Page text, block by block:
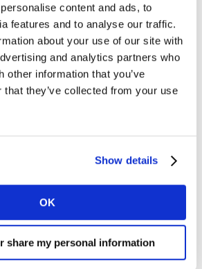
content and ads, to
features and to analyse our traffic.
about your use of our site with
and analytics partners who
other information that you’ve
that they’ve collected from your use
Show details
OK
share my personal information
gezondheid
aan mentaal welzijn op het werk en
mensen op de volgende manieren.
balans tussen werk en privé te
te destigmatiseren, streven we
cultuur te creëren waarin
zijn potentieel kan bereiken.